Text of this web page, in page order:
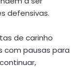
defensivas.
de carinho
com pausas para